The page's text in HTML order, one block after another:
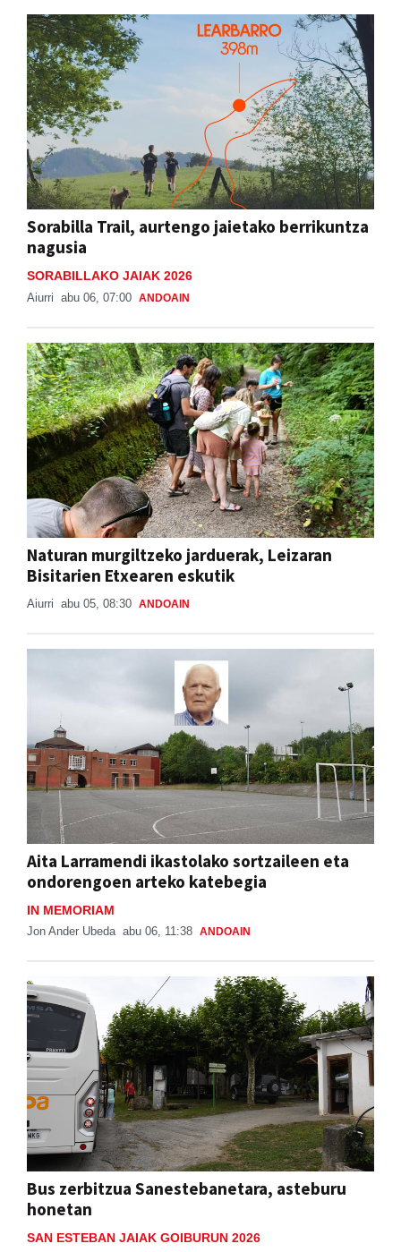
Sorabilla Trail, aurtengo jaietako berrikuntza
nagusia
SORABILLAKO JAIAK 2026
Aiurri abu 06, 07:00 ANDOAIN
Naturan murgiltzeko jarduerak, Leizaran
Bisitarien Etxearen eskutik
Aiurri abu 05, 08:30 ANDOAIN
Aita Larramendi ikastolako sortzaileen eta
ondorengoen arteko katebegia
IN MEMORIAM
Jon Ander Ubeda abu 06, 11:38 ANDOAIN
Bus zerbitzua Sanestebanetara, asteburu
honetan
SAN ESTEBAN JAIAK GOIBURUN 2026